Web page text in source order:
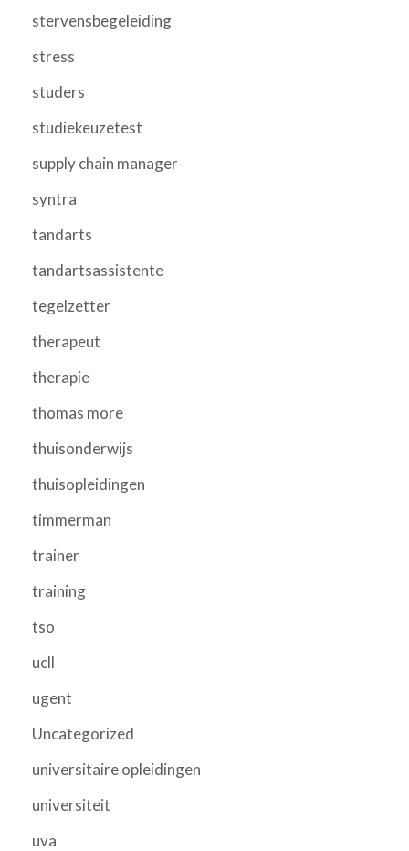
stervensbegeleiding
stress
studers
studiekeuzetest
supply chain manager
syntra
tandarts
tandartsassistente
tegelzetter
therapeut
therapie
thomas more
thuisonderwijs
thuisopleidingen
timmerman
trainer
training
tso
ucll
ugent
Uncategorized
universitaire opleidingen
universiteit
uva